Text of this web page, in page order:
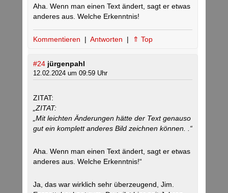
Aha. Wenn man einen Text ändert, sagt er etwas
anderes aus. Welche Erkenntnis!
Kommentieren | Antworten | ⇑ Top
#24 jürgenpahl
12.02.2024 um 09:59 Uhr
ZITAT:
„ZITAT:
„Mit leichten Änderungen hätte der Text genauso
gut ein komplett anderes Bild zeichnen können. .“
Aha. Wenn man einen Text ändert, sagt er etwas
anderes aus. Welche Erkenntnis!“
Ja, das war wirklich sehr überzeugend, Jim.